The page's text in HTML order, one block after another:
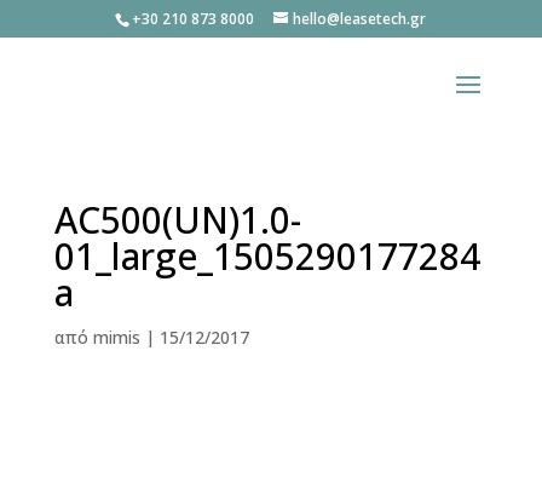
+30 210 873 8000 hello@leasetech.gr
AC500(UN)1.0-
01_large_1505290177284
a
από mimis | 15/12/2017